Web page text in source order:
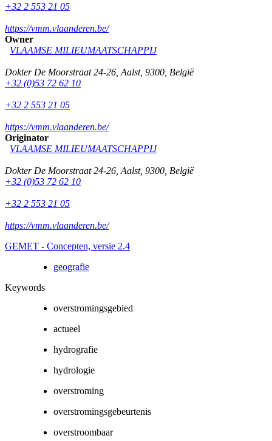
+32 2 553 21 05
https://vmm.vlaanderen.be/
Owner
VLAAMSE MILIEUMAATSCHAPPIJ
Dokter De Moorstraat 24-26 Aalst, 9300 België
+32 (0)53 72 62 10
+32 2 553 21 05
https://vmm.vlaanderen.be/
Originator
VLAAMSE MILIEUMAATSCHAPPIJ
Dokter De Moorstraat 24-26 Aalst, 9300 België
+32 (0)53 72 62 10
+32 2 553 21 05
https://vmm.vlaanderen.be/
GEMET - Concepten, versie 2.4
geografie
Keywords
overstromingsgebied
actueel
hydrografie
hydrologie
overstroming
overstromingsgebeurtenis
overstroombaar